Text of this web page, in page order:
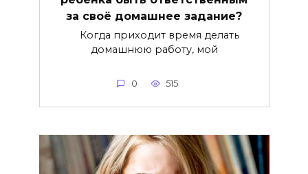
за своё домашнее задание?
Когда приходит время делать
домашнюю работу, мой
0 515